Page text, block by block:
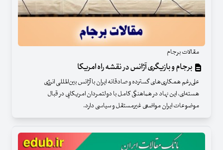
مقالات برجام
برجام و بازیگری آژانس در نقشه راه امریکا
علی‌رغم همکاری‌های گسترده و صادقانه ایران با آژانس بین‌المللی انرژی
هسته‌ای، این نهاد در هماهنگی کامل با دولتمردان امریکایی در قبال
موضوعات ایران مواضعی غیرمستقل و سیاسی دارد.